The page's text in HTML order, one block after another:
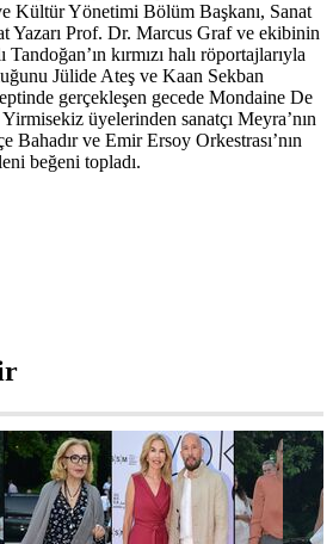
Kültür Yönetimi Bölüm Başkanı, Sanat
Yazarı Prof. Dr. Marcus Graf ve ekibinin
kırmızı halı röportajlarıyla
Jülide Ateş ve Kaan Sekban
gerçekleşen gecede Mondaine De
üyelerinden sanatçı Meyra’nın
Bahadır ve Emir Ersoy Orkestrası’nın
beğeni topladı.